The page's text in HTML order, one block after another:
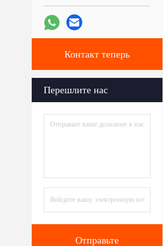
Контакт теперь
Перешлите нас
Отправьте